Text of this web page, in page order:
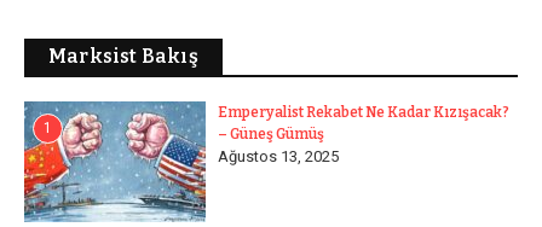
Marksist Bakış
1
Emperyalist Rekabet Ne Kadar Kızışacak?
– Güneş Gümüş
Ağustos 13, 2025